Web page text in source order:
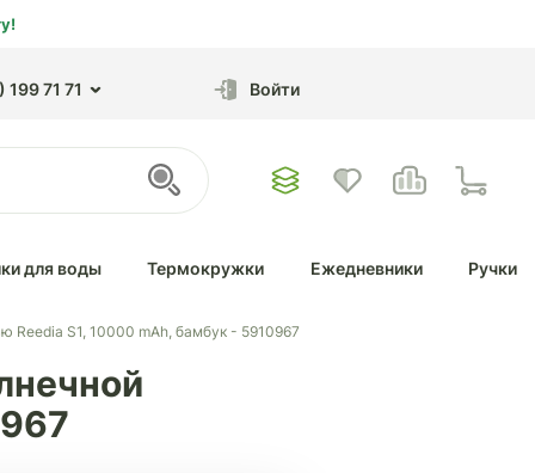
71 71 Войти
для воды Термокружки Ежедневники Ручки
Reedia S1, 10000 mAh, бамбук - 5910967